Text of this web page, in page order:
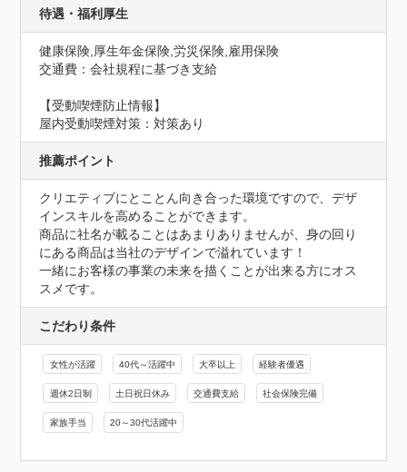
待遇・福利厚生
健康保険,厚生年金保険,労災保険,雇用保険
交通費：会社規程に基づき支給
【受動喫煙防止情報】
屋内受動喫煙対策：対策あり
推薦ポイント
クリエティブにとことん向き合った環境ですので、デザ
インスキルを高めることができます。
商品に社名が載ることはあまりありませんが、身の回り
にある商品は当社のデザインで溢れています！
一緒にお客様の事業の未来を描くことが出来る方にオス
スメです。
こだわり条件
女性が活躍 40代～活躍中 大卒以上 経験者優遇
週休2日制 土日祝日休み 交通費支給 社会保険完備
家族手当 20～30代活躍中